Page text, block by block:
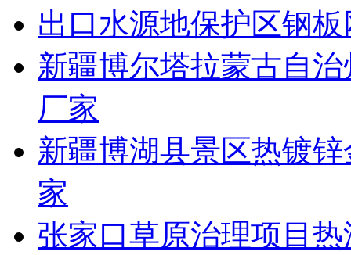
出口水源地保护区钢
新疆博尔塔拉蒙古自
厂家
新疆博湖县景区热镀
家
张家口草原治理项目